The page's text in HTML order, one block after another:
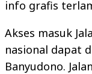
info grafis
Akses masuk
nasional dapat
Banyudono.